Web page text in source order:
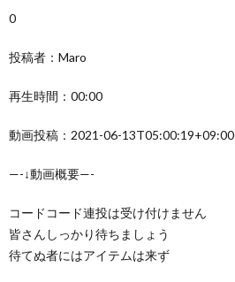
0
投稿者：Maro
再生時間：00:00
動画投稿：2021-06-13T05:00:19+09:00
—-↓動画概要—-
コードコード連投は受け付けません
皆さんしっかり待ちましょう
待てぬ者にはアイテムは来ず